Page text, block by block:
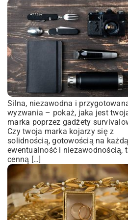
Silna, niezawodna i
wyzwania – pokaż, jaka jest
marka poprzez gadżety
Czy twoja marka kojarzy się z
solidnością, gotowością na każdą
ewentualność i niezawodnością,
cenną […]